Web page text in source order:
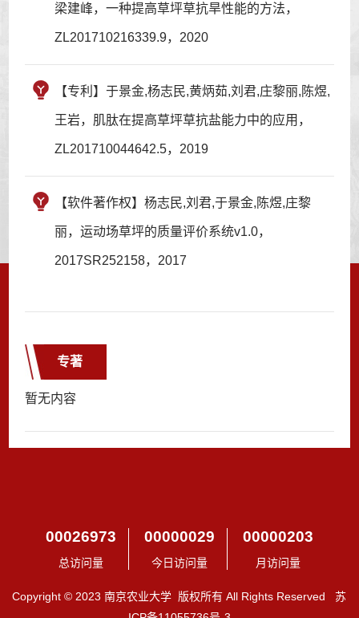
梁建峰，一种提高草坪草抗旱性能的方法，
ZL201710216339.9，2020
【专利】于景金,杨志民,黄炳茹,刘君,庄黎丽,陈煜,
王岩，肌肽在提高草坪草抗盐能力中的应用，
ZL201710044642.5，2019
【软件著作权】杨志民,刘君,于景金,陈煜,庄黎
丽，运动场草坪的质量评价系统v1.0，
2017SR252158，2017
专著
暂无内容
00026973
总访问量
00000029
今日访问量
00000203
月访问量
Copyright © 2023 南京农业大学 版权所有 All Rights Reserved 苏